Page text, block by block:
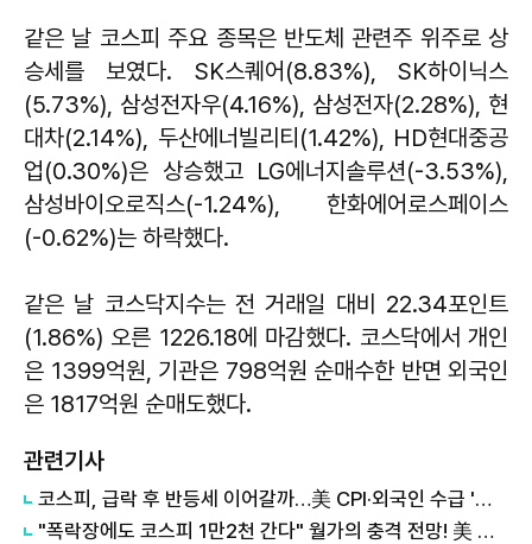
같은 날 코스피 주요 종목은 반도체 관련주 위주로 상
승세를 보였다. SK스퀘어(8.83%), SK하이닉스
(5.73%), 삼성전자우(4.16%), 삼성전자(2.28%), 현
대차(2.14%), 두산에너빌리티(1.42%), HD현대중공
업(0.30%)은 상승했고 LG에너지솔루션(-3.53%),
삼성바이오로직스(-1.24%), 한화에어로스페이스
(-0.62%)는 하락했다.
같은 날 코스닥지수는 전 거래일 대비 22.34포인트
(1.86%) 오른 1226.18에 마감했다. 코스닥에서 개인
은 1399억원, 기관은 798억원 순매수한 반면 외국인
은 1817억원 순매도했다.
관련기사
코스피, 급락 후 반등세 이어갈까…美 CPI·외국인 수급 '촉각'
"폭락장에도 코스피 1만2천 간다" 월가의 충격 전망! 美 반도체 15% 관세 폭탄·7조 빚 경기도 세수 전쟁까지